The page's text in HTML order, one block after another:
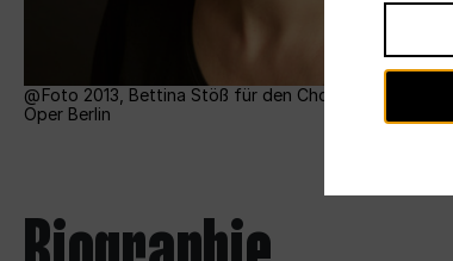
Foto 2013, Bettina Stöß für den Chor der Deutschen
Oper Berlin